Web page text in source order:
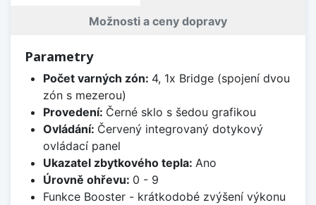
Možnosti a ceny dopravy
Parametry
Počet varných zón: 4, 1x Bridge (spojení dvou
zón s mezerou)
Provedení: Černé sklo s šedou grafikou
Ovládání: Červený integrovaný dotykový
ovládací panel
Ukazatel zbytkového tepla: Ano
Úrovně ohřevu: 0 - 9
Funkce Booster - krátkodobé zvýšení výkonu